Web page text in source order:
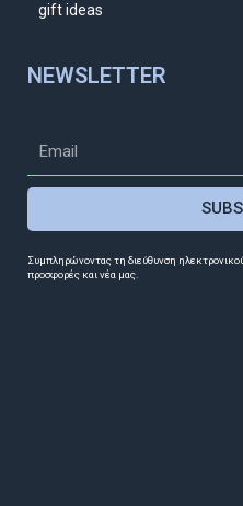
gift ideas
NEWSLETTER
Συμπληρώνοντας τη διεύθυνση
προσφορές και νέα μας.